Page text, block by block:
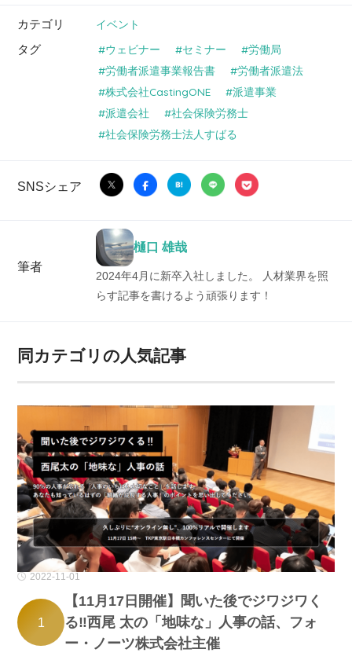
カテゴリ イベント
タグ ウェビナー セミナー
労働局
労働者派遣事業報告書
労働者派遣法
株式会社CastingONE
派遣事業
派遣会社
社会保険労務士
社会保険労務士法人すばる
SNSシェア
筆者
樋口 雄哉
2024年4月に新卒入社しました。 人材業界を照
らす記事を書けるよう頑張ります！
同カテゴリの人気記事
2022-11-01
1
【11月17日開催】聞いた後でジワジワく
る‼西尾 太の「地味な」人事の話、フォ
ー・ノーツ株式会社主催